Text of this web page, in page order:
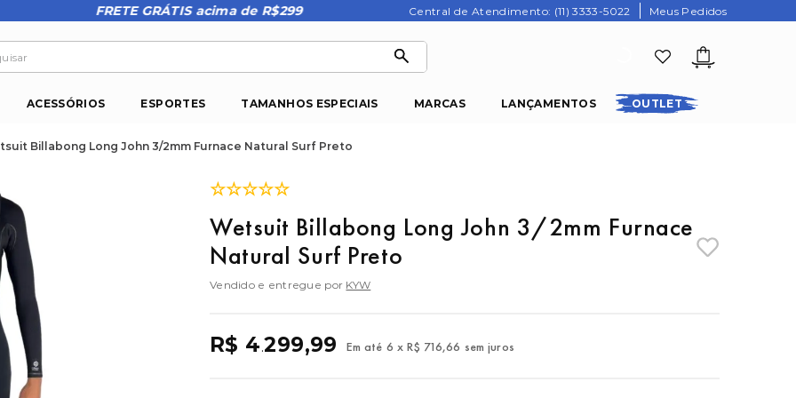
FRETE GRÁTIS acima de R$299 Central de Atendimento: (11) 3333-5022 Meus Pedidos
ACESSÓRIOS ESPORTES TAMANHOS ESPECIAIS MARCAS LANÇAMENTOS OUTLET
Billabong Long John 3/2mm Furnace Natural Surf Preto
☆☆☆☆☆
Wetsuit Billabong Long John 3/2mm Furnace
Natural Surf Preto
Vendido e entregue por KYW
R$ 4.299,99 Em até 6 x R$ 716,66 sem juros